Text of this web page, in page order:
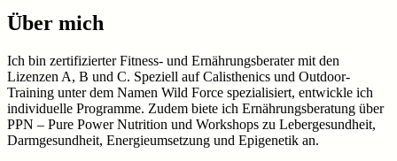
Über mich
Ich bin zertifizierter Fitness- und Ernährungsberater mit den
Lizenzen A, B und C. Speziell auf Calisthenics und Outdoor-
Training unter dem Namen Wild Force spezialisiert, entwickle ich
individuelle Programme. Zudem biete ich Ernährungsberatung über
PPN – Pure Power Nutrition und Workshops zu Lebergesundheit,
Darmgesundheit, Energieumsetzung und Epigenetik an.